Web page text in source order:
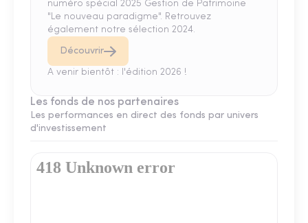
numéro spécial 2025 Gestion de Patrimoine
"Le nouveau paradigme". Retrouvez
également notre sélection 2024.
Découvrir
A venir bientôt : l'édition 2026 !
Les fonds de nos partenaires
Les performances en direct des fonds par univers
d'investissement